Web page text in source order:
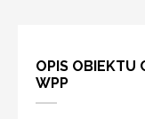
OPIS OBIEKTU
WPP